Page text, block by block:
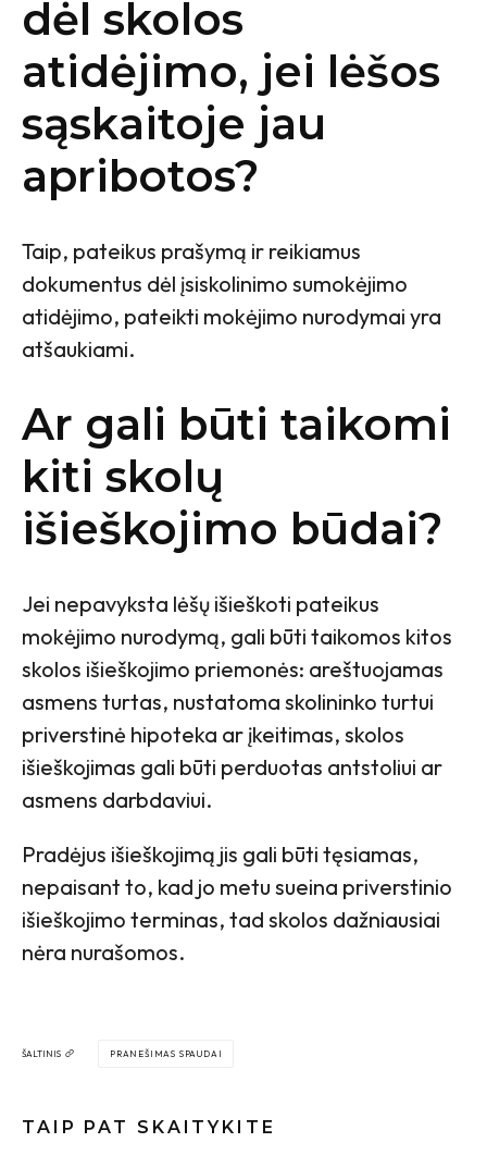
dėl skolos
atidėjimo, jei lėšos
sąskaitoje jau
apribotos?
Taip, pateikus prašymą ir reikiamus
dokumentus dėl įsiskolinimo sumokėjimo
atidėjimo, pateikti mokėjimo nurodymai yra
atšaukiami.
Ar gali būti taikomi
kiti skolų
išieškojimo būdai?
Jei nepavyksta lėšų išieškoti pateikus
mokėjimo nurodymą, gali būti taikomos kitos
skolos išieškojimo priemonės: areštuojamas
asmens turtas, nustatoma skolininko turtui
priverstinė hipoteka ar įkeitimas, skolos
išieškojimas gali būti perduotas antstoliui ar
asmens darbdaviui.
Pradėjus išieškojimą jis gali būti tęsiamas,
nepaisant to, kad jo metu sueina priverstinio
išieškojimo terminas, tad skolos dažniausiai
nėra nurašomos.
ŠALTINIS PRANEŠIMAS SPAUDAI
TAIP PAT SKAITYKITE